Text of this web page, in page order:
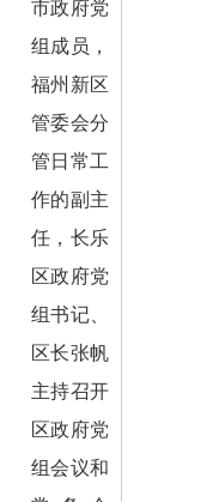
市政府党
组成员，
福州新区
管委会分
管日常工
作的副主
任，长乐
区政府党
组书记、
区长张帆
主持召开
区政府党
组会议和